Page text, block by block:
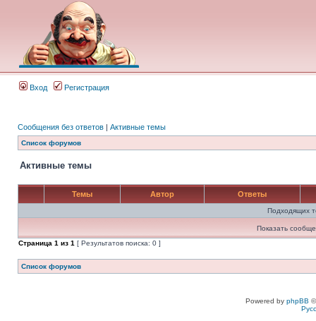
Вход Регистрация
Сообщения без ответов | Активные темы
Список форумов
Активные темы
Темы Автор Ответы
Подходящих
Показать
Страница 1 из 1 [ Результатов поиска: 0 ]
Список форумов
Powered by phpBB